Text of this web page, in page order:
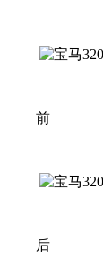
前
后